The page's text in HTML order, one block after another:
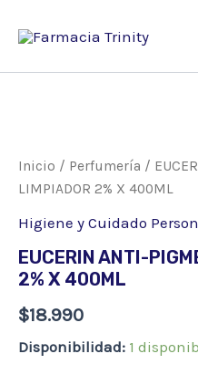
Inicio / Perfumería /
LIMPIADOR 2% X 400ML
Higiene y Cuidado
EUCERIN ANTI-
2% X 400ML
$18.990
Disponibilidad: 1